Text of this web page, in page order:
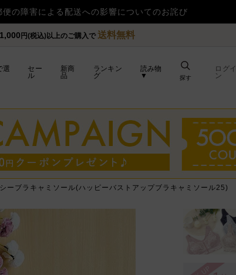
便の障害による配送への影響についてのお詫び
円(税込)以上のご購入で送料無料
選
セー
ル
新商
品
ランキン
グ
読み物
▼
ログイ
ン
探す
ーブラキャミソール(ハッピーバストアップブラキャミソール25)